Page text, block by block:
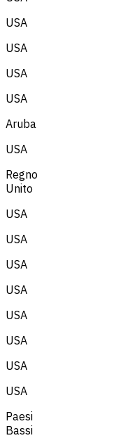
USA
USA
USA
USA
Aruba
USA
Regno
Unito
USA
USA
USA
USA
USA
USA
USA
USA
Paesi
Bassi